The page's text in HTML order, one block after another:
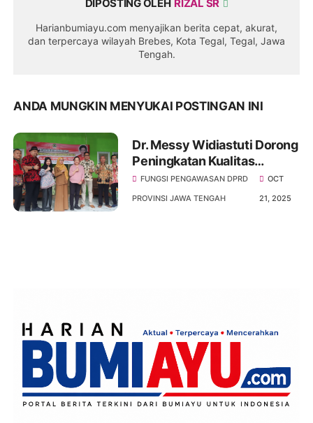
DIPOSTING OLEH RIZAL SR
Harianbumiayu.com menyajikan berita cepat, akurat,
dan terpercaya wilayah Brebes, Kota Tegal, Tegal, Jawa
Tengah.
ANDA MUNGKIN MENYUKAI POSTINGAN INI
Dr. Messy Widiastuti Dorong
Peningkatan Kualitas
Pengawasan Pelaksanaan
Perda di Brebes Selatan
FUNGSI PENGAWASAN DPRD
PROVINSI JAWA TENGAH
OCT
21, 2025